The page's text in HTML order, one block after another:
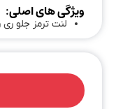
ویژگی های اصلی:
لنت ترمز جلو ری